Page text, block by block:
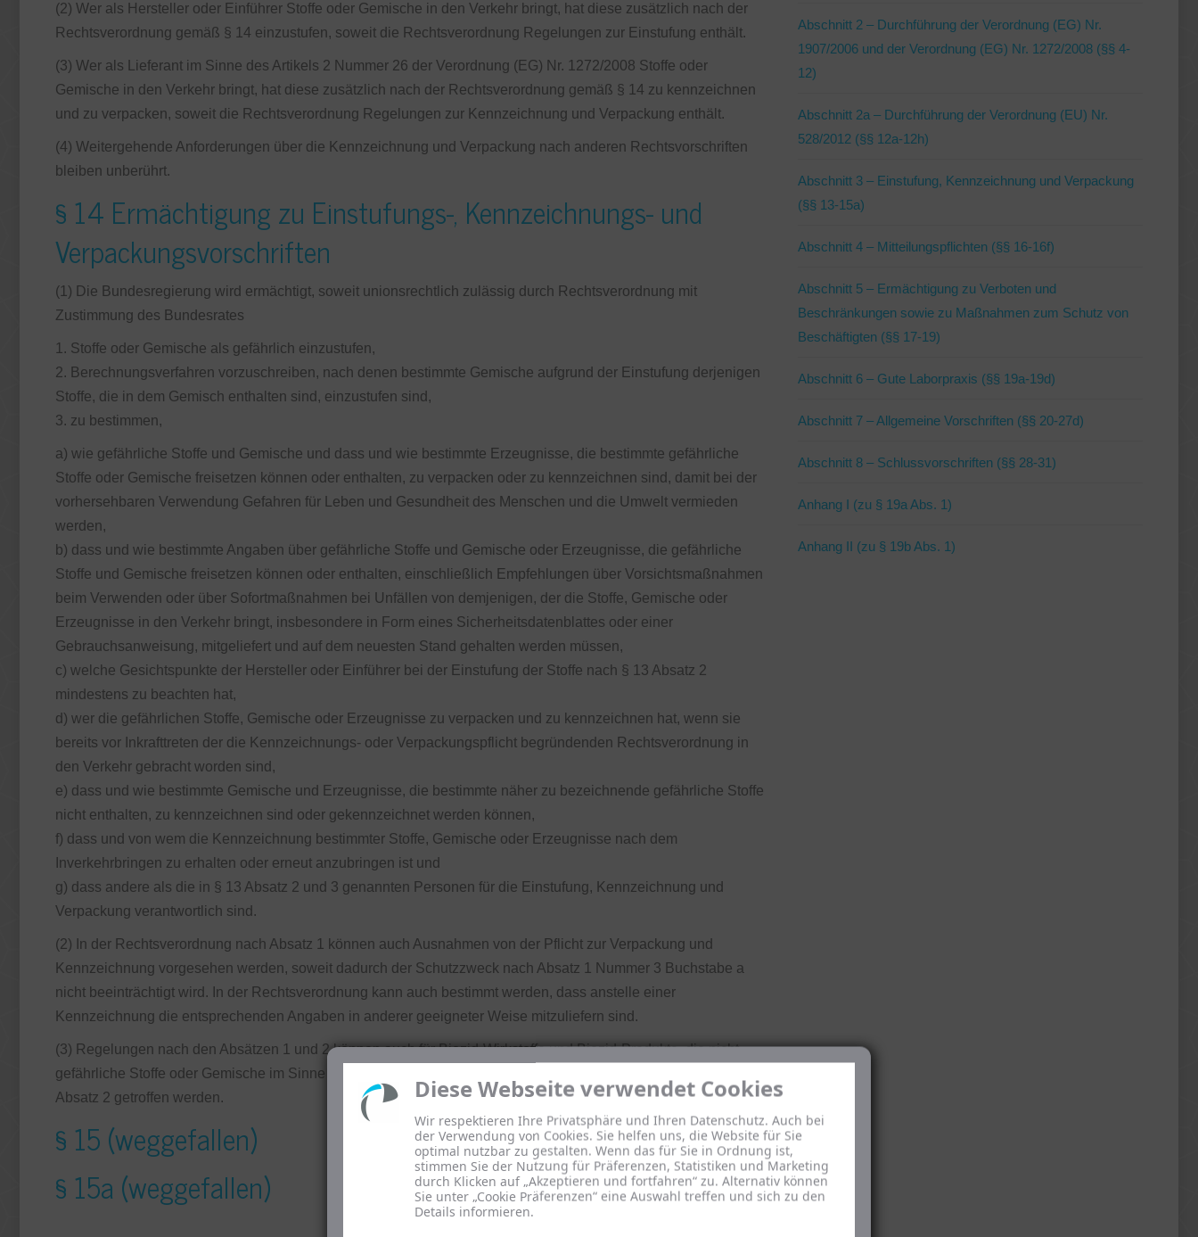
Diese Webseite verwendet Cookies
Wir respektieren Ihre Privatsphäre und Ihren Datenschutz. Auch bei
der Verwendung von Cookies. Sie helfen uns, die Website für Sie
optimal nutzbar zu gestalten. Wenn das für Sie in Ordnung ist,
stimmen Sie der Nutzung für Präferenzen, Statistiken und Marketing
durch Klicken auf „Akzeptieren und fortfahren“ zu. Alternativ können
Sie unter „Cookie Präferenzen“ eine Auswahl treffen und sich zu den
Details informieren.
(2) Wer als Hersteller oder Einführer Stoffe oder Gemische in den Verkehr bringt, hat diese zusätzlich nach der
Rechtsverordnung gemäß § 14 einzustufen, soweit die Rechtsverordnung Regelungen zur Einstufung enthält.
(3) Wer als Lieferant im Sinne des Artikels 2 Nummer 26 der Verordnung (EG) Nr. 1272/2008 Stoffe oder
Gemische in den Verkehr bringt, hat diese zusätzlich nach der Rechtsverordnung gemäß § 14 zu kennzeichnen
und zu verpacken, soweit die Rechtsverordnung Regelungen zur Kennzeichnung und Verpackung enthält.
(4) Weitergehende Anforderungen über die Kennzeichnung und Verpackung nach anderen Rechtsvorschriften
bleiben unberührt.
§ 14 Ermächtigung zu Einstufungs-, Kennzeichnungs- und
Verpackungsvorschriften
(1) Die Bundesregierung wird ermächtigt, soweit unionsrechtlich zulässig durch Rechtsverordnung mit
Zustimmung des Bundesrates
1. Stoffe oder Gemische als gefährlich einzustufen,
2. Berechnungsverfahren vorzuschreiben, nach denen bestimmte Gemische aufgrund der Einstufung derjenigen
Stoffe, die in dem Gemisch enthalten sind, einzustufen sind,
3. zu bestimmen,
a) wie gefährliche Stoffe und Gemische und dass und wie bestimmte Erzeugnisse, die bestimmte gefährliche
Stoffe oder Gemische freisetzen können oder enthalten, zu verpacken oder zu kennzeichnen sind, damit bei der
vorhersehbaren Verwendung Gefahren für Leben und Gesundheit des Menschen und die Umwelt vermieden
werden,
b) dass und wie bestimmte Angaben über gefährliche Stoffe und Gemische oder Erzeugnisse, die gefährliche
Stoffe und Gemische freisetzen können oder enthalten, einschließlich Empfehlungen über Vorsichtsmaßnahmen
beim Verwenden oder über Sofortmaßnahmen bei Unfällen von demjenigen, der die Stoffe, Gemische oder
Erzeugnisse in den Verkehr bringt, insbesondere in Form eines Sicherheitsdatenblattes oder einer
Gebrauchsanweisung, mitgeliefert und auf dem neuesten Stand gehalten werden müssen,
c) welche Gesichtspunkte der Hersteller oder Einführer bei der Einstufung der Stoffe nach § 13 Absatz 2
mindestens zu beachten hat,
d) wer die gefährlichen Stoffe, Gemische oder Erzeugnisse zu verpacken und zu kennzeichnen hat, wenn sie
bereits vor Inkrafttreten der die Kennzeichnungs- oder Verpackungspflicht begründenden Rechtsverordnung in
den Verkehr gebracht worden sind,
e) dass und wie bestimmte Gemische und Erzeugnisse, die bestimmte näher zu bezeichnende gefährliche Stoffe
nicht enthalten, zu kennzeichnen sind oder gekennzeichnet werden können,
f) dass und von wem die Kennzeichnung bestimmter Stoffe, Gemische oder Erzeugnisse nach dem
Inverkehrbringen zu erhalten oder erneut anzubringen ist und
g) dass andere als die in § 13 Absatz 2 und 3 genannten Personen für die Einstufung, Kennzeichnung und
Verpackung verantwortlich sind.
(2) In der Rechtsverordnung nach Absatz 1 können auch Ausnahmen von der Pflicht zur Verpackung und
Kennzeichnung vorgesehen werden, soweit dadurch der Schutzzweck nach Absatz 1 Nummer 3 Buchstabe a
nicht beeinträchtigt wird. In der Rechtsverordnung kann auch bestimmt werden, dass anstelle einer
Kennzeichnung die entsprechenden Angaben in anderer geeigneter Weise mitzuliefern sind.
(3) Regelungen nach den Absätzen 1 und 2 können auch für Biozid-Wirkstoffe und Biozid-Produkte, die nicht
gefährliche Stoffe oder Gemische im Sinne des § 3a sind, sowie für Stoffe, Gemische und Erzeugnisse nach § 19
Absatz 2 getroffen werden.
§ 15 (weggefallen)
§ 15a (weggefallen)
Abschnitt 2 – Durchführung der Verordnung (EG) Nr.
1907/2006 und der Verordnung (EG) Nr. 1272/2008 (§§ 4-
12)
Abschnitt 2a – Durchführung der Verordnung (EU) Nr.
528/2012 (§§ 12a-12h)
Abschnitt 3 – Einstufung, Kennzeichnung und Verpackung
(§§ 13-15a)
Abschnitt 4 – Mitteilungspflichten (§§ 16-16f)
Abschnitt 5 – Ermächtigung zu Verboten und
Beschränkungen sowie zu Maßnahmen zum Schutz von
Beschäftigten (§§ 17-19)
Abschnitt 6 – Gute Laborpraxis (§§ 19a-19d)
Abschnitt 7 – Allgemeine Vorschriften (§§ 20-27d)
Abschnitt 8 – Schlussvorschriften (§§ 28-31)
Anhang I (zu § 19a Abs. 1)
Anhang II (zu § 19b Abs. 1)